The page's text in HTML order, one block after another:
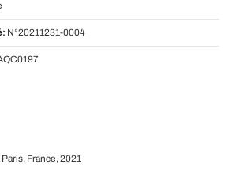
N°20211231-0004
France, 2021